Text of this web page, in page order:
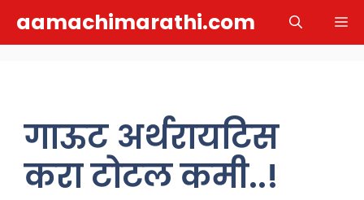
aamachimarathi.com
गाऊट अर्थरायटिस
करा टोटल कमी..!